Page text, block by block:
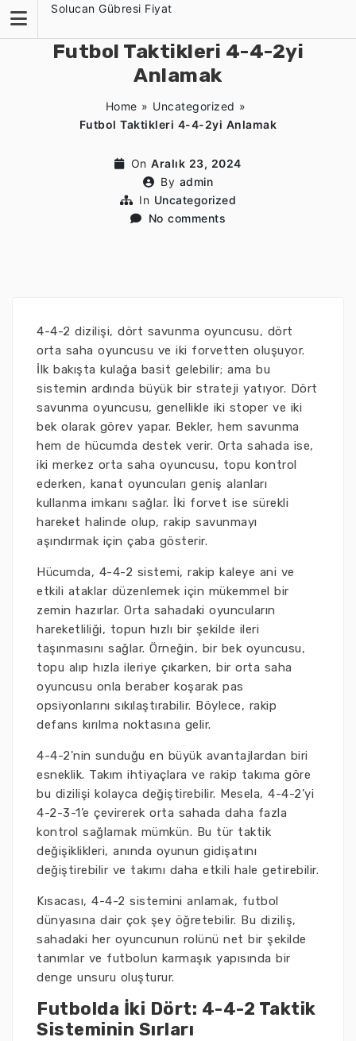
content
Solucan Gübresi Fiyat
Futbol Taktikleri 4-4-2yi
Anlamak
Home » Uncategorized »
Futbol Taktikleri 4-4-2yi Anlamak
On Aralık 23, 2024
By admin
In Uncategorized
No comments
4-4-2 dizilişi, dört savunma oyuncusu, dört
orta saha oyuncusu ve iki forvetten oluşuyor.
İlk bakışta kulağa basit gelebilir; ama bu
sistemin ardında büyük bir strateji yatıyor. Dört
savunma oyuncusu, genellikle iki stoper ve iki
bek olarak görev yapar. Bekler, hem savunma
hem de hücumda destek verir. Orta sahada ise,
iki merkez orta saha oyuncusu, topu kontrol
ederken, kanat oyuncuları geniş alanları
kullanma imkanı sağlar. İki forvet ise sürekli
hareket halinde olup, rakip savunmayı
aşındırmak için çaba gösterir.
Hücumda, 4-4-2 sistemi, rakip kaleye ani ve
etkili ataklar düzenlemek için mükemmel bir
zemin hazırlar. Orta sahadaki oyuncuların
hareketliliği, topun hızlı bir şekilde ileri
taşınmasını sağlar. Örneğin, bir bek oyuncusu,
topu alıp hızla ileriye çıkarken, bir orta saha
oyuncusu onla beraber koşarak pas
opsiyonlarını sıkılaştırabilir. Böylece, rakip
defans kırılma noktasına gelir.
4-4-2'nin sunduğu en büyük avantajlardan biri
esneklik. Takım ihtiyaçlara ve rakip takıma göre
bu dizilişi kolayca değiştirebilir. Mesela, 4-4-2’yi
4-2-3-1’e çevirerek orta sahada daha fazla
kontrol sağlamak mümkün. Bu tür taktik
değişiklikleri, anında oyunun gidişatını
değiştirebilir ve takımı daha etkili hale getirebilir.
Kısacası, 4-4-2 sistemini anlamak, futbol
dünyasına dair çok şey öğretebilir. Bu diziliş,
sahadaki her oyuncunun rolünü net bir şekilde
tanımlar ve futbolun karmaşık yapısında bir
denge unsuru oluşturur.
Futbolda İki Dört: 4-4-2 Taktik
Sisteminin Sırları